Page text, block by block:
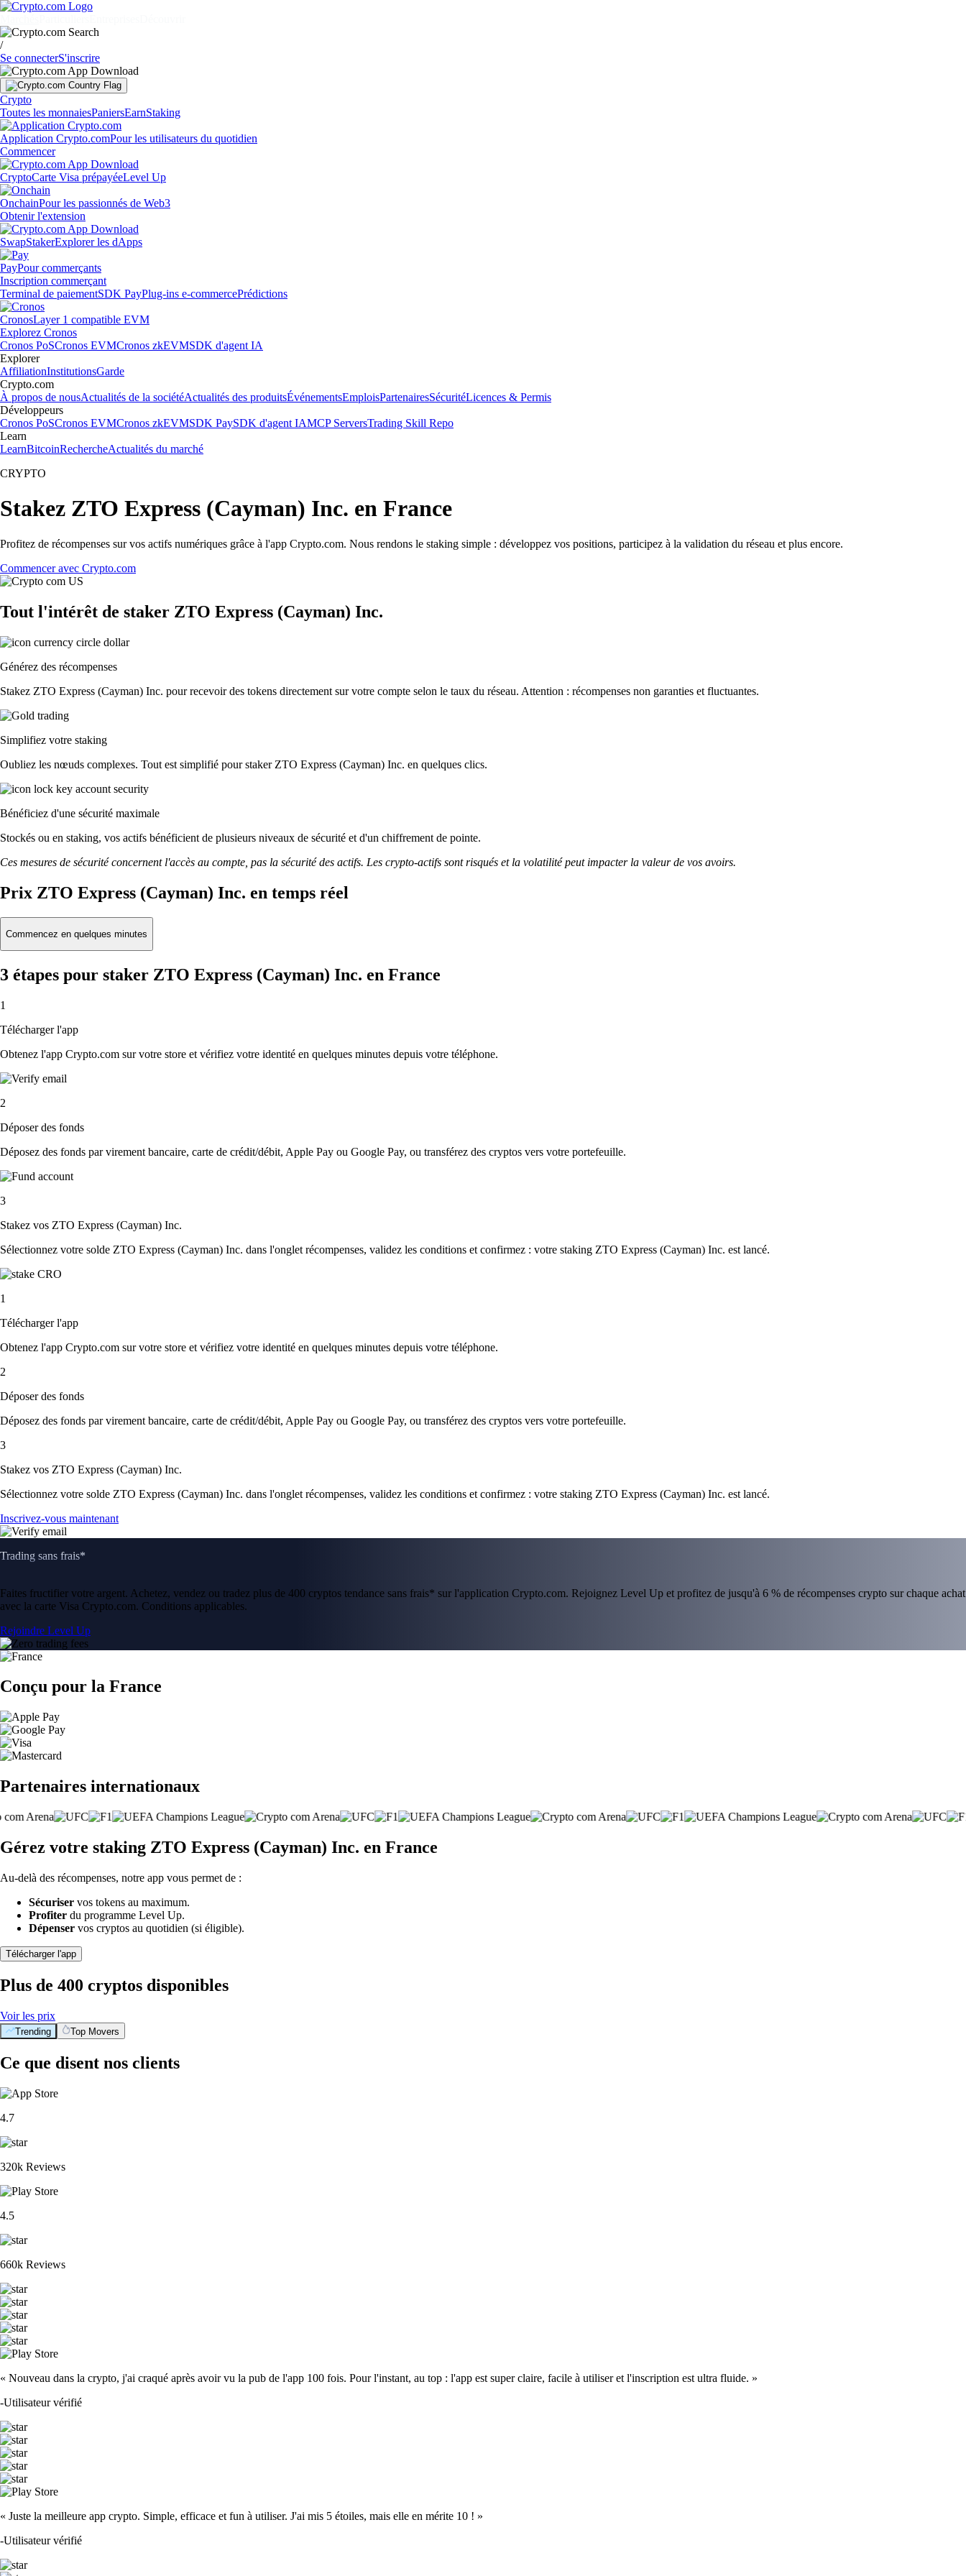
/
Se connecterS'inscrire
Crypto
Toutes les monnaiesPaniersEarnStaking
Application Crypto.comPour les utilisateurs du quotidien
Commencer
CryptoCarte Visa prépayéeLevel Up
OnchainPour les passionnés de Web3
Obtenir l'extension
SwapStakerExplorer les dApps
PayPour commerçants
Inscription commerçant
Terminal de paiementSDK PayPlug-ins e-commercePrédictions
CronosLayer 1 compatible EVM
Explorez Cronos
Cronos PoSCronos EVMCronos zkEVMSDK d'agent IA
Explorer
AffiliationInstitutionsGarde
Crypto.com
À propos de nousActualités de la sociétéActualités des produitsÉvénementsEmploisPartenairesSécuritéLicences & Permis
Développeurs
Cronos PoSCronos EVMCronos zkEVMSDK PaySDK d'agent IAMCP ServersTrading Skill Repo
Learn
LearnBitcoinRechercheActualités du marché
CRYPTO
Stakez ZTO Express (Cayman) Inc. en France
Profitez de récompenses sur vos actifs numériques grâce à l'app Crypto.com. Nous rendons le staking simple : développez vos positions, participez à la validation du réseau et plus encore.
Commencer avec Crypto.com
Tout l'intérêt de staker ZTO Express (Cayman) Inc.
Générez des récompenses
Stakez ZTO Express (Cayman) Inc. pour recevoir des tokens directement sur votre compte selon le taux du réseau. Attention : récompenses non garanties et fluctuantes.
Simplifiez votre staking
Oubliez les nœuds complexes. Tout est simplifié pour staker ZTO Express (Cayman) Inc. en quelques clics.
Bénéficiez d'une sécurité maximale
Stockés ou en staking, vos actifs bénéficient de plusieurs niveaux de sécurité et d'un chiffrement de pointe.
Ces mesures de sécurité concernent l'accès au compte, pas la sécurité des actifs. Les crypto-actifs sont risqués et la volatilité peut impacter la valeur de vos avoirs.
Prix ZTO Express (Cayman) Inc. en temps réel
Commencez en quelques minutes
3 étapes pour staker ZTO Express (Cayman) Inc. en France
1
Télécharger l'app
Obtenez l'app Crypto.com sur votre store et vérifiez votre identité en quelques minutes depuis votre téléphone.
2
Déposer des fonds
Déposez des fonds par virement bancaire, carte de crédit/débit, Apple Pay ou Google Pay, ou transférez des cryptos vers votre portefeuille.
3
Stakez vos ZTO Express (Cayman) Inc.
Sélectionnez votre solde ZTO Express (Cayman) Inc. dans l'onglet récompenses, validez les conditions et confirmez : votre staking ZTO Express (Cayman) Inc. est lancé.
1
Télécharger l'app
Obtenez l'app Crypto.com sur votre store et vérifiez votre identité en quelques minutes depuis votre téléphone.
2
Déposer des fonds
Déposez des fonds par virement bancaire, carte de crédit/débit, Apple Pay ou Google Pay, ou transférez des cryptos vers votre portefeuille.
3
Stakez vos ZTO Express (Cayman) Inc.
Sélectionnez votre solde ZTO Express (Cayman) Inc. dans l'onglet récompenses, validez les conditions et confirmez : votre staking ZTO Express (Cayman) Inc. est lancé.
Inscrivez-vous maintenant
Trading sans frais*
Faites fructifier votre argent. Achetez, vendez ou tradez plus de 400 cryptos tendance sans frais* sur l'application Crypto.com. Rejoignez Level Up et profitez de jusqu'à 6 % de récompenses crypto sur chaque achat
avec la carte Visa Crypto.com. Conditions applicables.
Rejoindre Level Up
Conçu pour la France
Partenaires internationaux
Gérez votre staking ZTO Express (Cayman) Inc. en France
Au-delà des récompenses, notre app vous permet de :
Sécuriser vos tokens au maximum.
Profiter du programme Level Up.
Dépenser vos cryptos au quotidien (si éligible).
Télécharger l'app
Plus de 400 cryptos disponibles
Voir les prix
Trending Top Movers
Ce que disent nos clients
4.7
320k Reviews
4.5
660k Reviews
« Nouveau dans la crypto, j'ai craqué après avoir vu la pub de l'app 100 fois. Pour l'instant, au top : l'app est super claire, facile à utiliser et l'inscription est ultra fluide. »
-Utilisateur vérifié
« Juste la meilleure app crypto. Simple, efficace et fun à utiliser. J'ai mis 5 étoiles, mais elle en mérite 10 ! »
-Utilisateur vérifié